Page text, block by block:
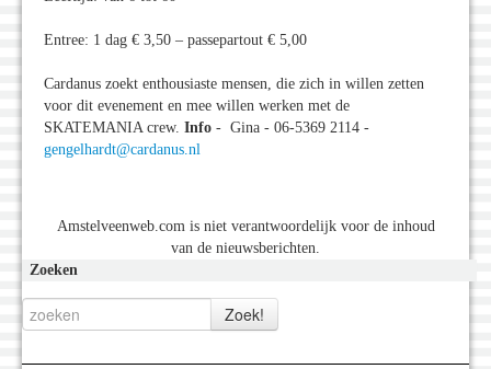
Entree: 1 dag € 3,50 – passepartout € 5,00
Cardanus zoekt enthousiaste mensen, die zich in willen zetten
voor dit evenement en mee willen werken met de
SKATEMANIA crew. Info - Gina - 06-5369 2114 -
gengelhardt@cardanus.nl
Amstelveenweb.com is niet verantwoordelijk voor de inhoud
van de nieuwsberichten.
Zoeken